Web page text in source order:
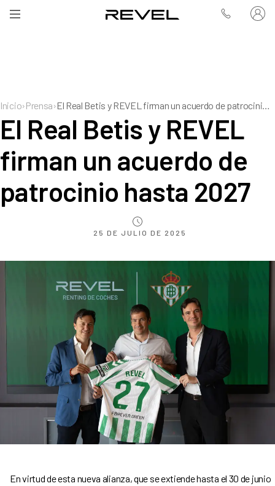
Inicio›Prensa› El Real Betis y REVEL firman un acuerdo de patrocinio hasta 2027
El Real Betis y REVEL
firman un acuerdo de
patrocinio hasta 2027
25 DE JULIO DE 2025
En virtud de esta nueva alianza, que se extiende hasta el 30 de junio